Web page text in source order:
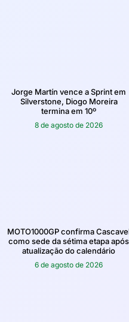
Jorge Martín vence a Sprint em
Silverstone, Diogo Moreira
termina em 10º
8 de agosto de 2026
MOTO1000GP confirma
como sede da sétima etapa após
atualização do calendário
6 de agosto de 2026